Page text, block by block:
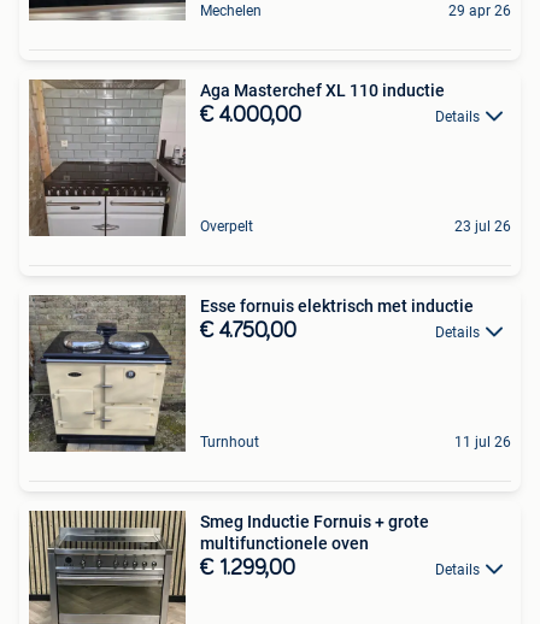
Mechelen 29 apr 26
Aga Masterchef XL 110 inductie
€ 4.000,00 Details
Overpelt 23 jul 26
Esse fornuis elektrisch met inductie
€ 4.750,00 Details
Turnhout 11 jul 26
Smeg Inductie Fornuis + grote
multifunctionele oven
€ 1.299,00 Details